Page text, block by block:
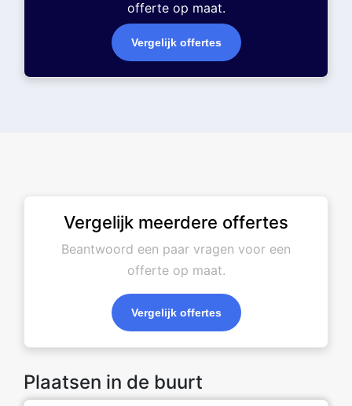
offerte op maat.
Vergelijk offertes
Vergelijk meerdere offertes
Beantwoord een paar vragen voor een
offerte op maat.
Vergelijk offertes
Plaatsen in de buurt